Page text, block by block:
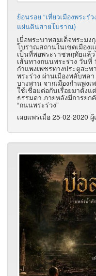
ย้อนรอย “เที่ยวเมืองพระ
แผ่นดินสายโบราณ)
เมื่อพระบาทสมเด็จพระมง
โบราณสถานในเขตเมืองแ
เป็นที่พอพระราชหฤทัยแล้ว
เส้นทางถนนพระร่วง วันที่
กำแพงเพชรทางประตูสะ
พระร่วง ผ่านเมืองพลับพล
บางพาน จากเมืองกำแพง
ใช้เชื่อมต่อกันเรื่อยมาตั้ง
ธรรมดา ภายหลังมีการย
“ถนนพระร่วง”
เผยแพร่เมื่อ 25-02-2020